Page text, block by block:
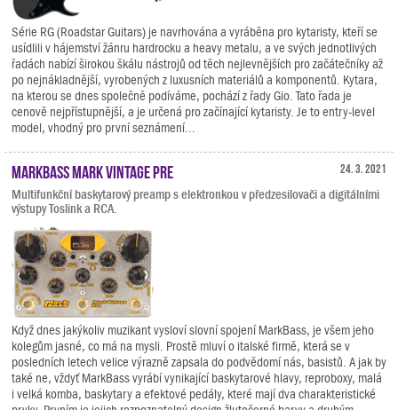
Série RG (Roadstar Guitars) je navrhována a vyráběna pro kytaristy, kteří se
usídlili v hájemství žánru hardrocku a heavy metalu, a ve svých jednotlivých
řadách nabízí širokou škálu nástrojů od těch nejlevnějších pro začátečníky až
po nejnákladnější, vyrobených z luxusních materiálů a komponentů. Kytara,
na kterou se dnes společně podíváme, pochází z řady Gio. Tato řada je
cenově nejpřístupnější, a je určená pro začínající kytaristy. Je to entry-level
model, vhodný pro první seznámení...
24. 3. 2021
MarkBass Mark Vintage Pre
Multifunkční baskytarový preamp s elektronkou v předzesilovači a digitálními
výstupy Toslink a RCA.
Když dnes jakýkoliv muzikant vysloví slovní spojení MarkBass, je všem jeho
kolegům jasné, co má na mysli. Prostě mluví o italské firmě, která se v
posledních letech velice výrazně zapsala do podvědomí nás, basistů. A jak by
také ne, vždyť MarkBass vyrábí vynikající baskytarové hlavy, reproboxy, malá
i velká komba, baskytary a efektové pedály, které mají dva charakteristické